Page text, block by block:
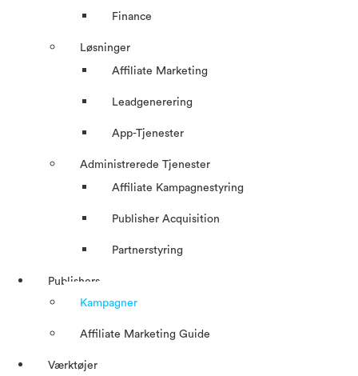
Finance
Løsninger
Affiliate Marketing
Leadgenerering
App-Tjenester
Administrerede Tjenester
Affiliate Kampagnestyring
Publisher Acquisition
Partnerstyring
Publishers
Kampagner
Affiliate Marketing Guide
Værktøjer